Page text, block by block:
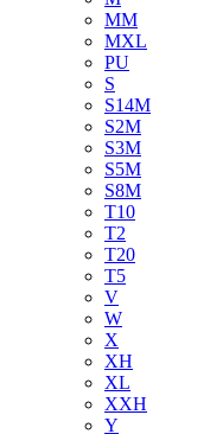
MM
MXL
PU
S
S14M
S2M
S3M
S5M
S8M
T10
T2
T20
T5
V
W
X
XH
XL
XXH
Y